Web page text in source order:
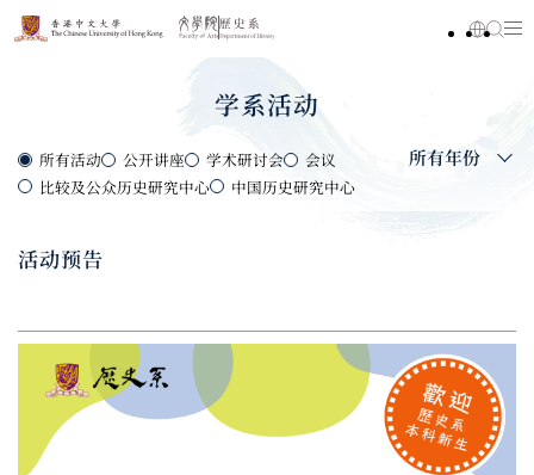
学系活动
所有活动 公开讲座 学术研讨会
会议
比较及公众历史研究中心
中国历史研究中心
所有年份
活动预告